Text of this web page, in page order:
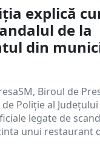
explică
de la
din
Biroul de
Poliție al
legate de
unui restaurant